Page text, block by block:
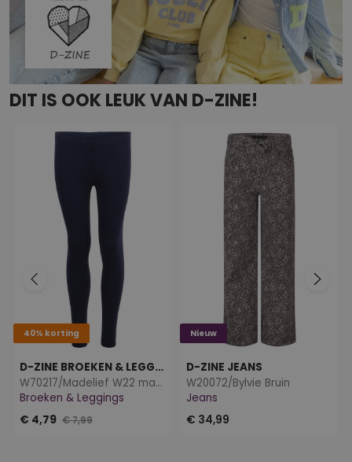
DIT IS OOK LEUK VAN D-ZINE!
40% korting
D-ZINE BROEKEN & LEGGINGS
W70217/Madelief W22 marine
Broeken & Leggings
€ 4,79 € 7,99
Nieuw
D-ZINE JEANS
W20072/Bylvie Bruin
Jeans
€ 34,99